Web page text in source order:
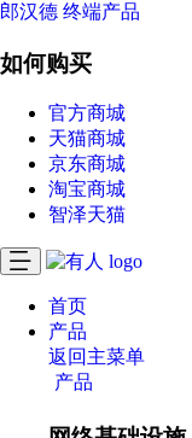
郎汉德 终端产品
如何购买
官方商城
天猫商城
京东商城
淘宝商城
智泽天猫
首页
产品
返回主菜单
产品